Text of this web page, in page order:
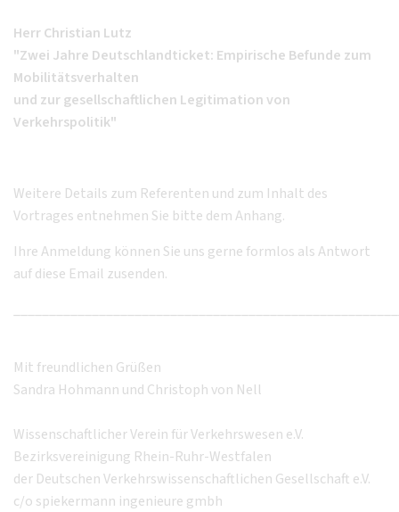
Herr Christian Lutz
"Zwei Jahre Deutschlandticket: Empirische Befunde zum
Mobilitätsverhalten
und zur gesellschaftlichen Legitimation von
Verkehrspolitik"
Weitere Details zum Referenten und zum Inhalt des
Vortrages entnehmen Sie bitte dem Anhang.
Ihre Anmeldung können Sie uns gerne formlos als Antwort
auf diese Email zusenden.
Mit freundlichen Grüßen
Sandra Hohmann und Christoph von Nell
Wissenschaftlicher Verein für Verkehrswesen e.V.
Bezirksvereinigung Rhein-Ruhr-Westfalen
der Deutschen Verkehrswissenschaftlichen Gesellschaft e.V.
c/o spiekermann ingenieure gmbh